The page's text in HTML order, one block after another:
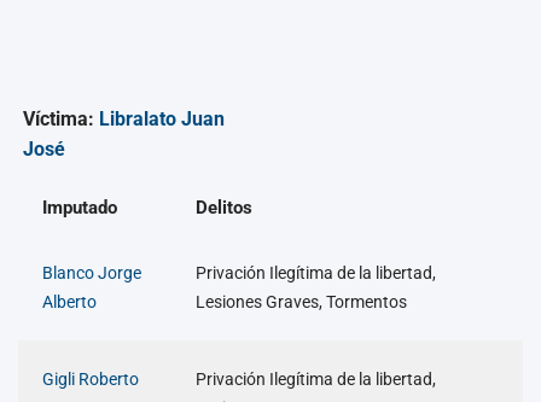
Víctima: Libralato Juan
José
Imputado Delitos
Blanco Jorge
Alberto
Privación Ilegítima de la libertad,
Lesiones Graves, Tormentos
Gigli Roberto
Privación Ilegítima de la libertad,